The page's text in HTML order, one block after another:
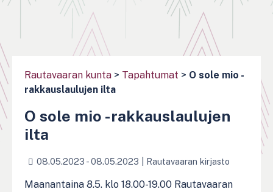
Rautavaaran kunta > Tapahtumat > O sole mio -
rakkauslaulujen ilta
O sole mio -rakkauslaulujen
ilta
08.05.2023 - 08.05.2023 Rautavaaran kirjasto
Maanantaina 8.5. klo 18.00-19.00 Rautavaaran